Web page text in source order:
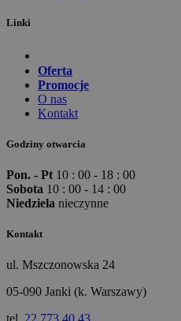
Linki
Oferta
Promocje
O nas
Kontakt
Godziny otwarcia
Pon. - Pt 10 : 00 - 18 : 00
Sobota 10 : 00 - 14 : 00
Niedziela nieczynne
Kontakt
ul. Mszczonowska 24
05-090 Janki (k. Warszawy)